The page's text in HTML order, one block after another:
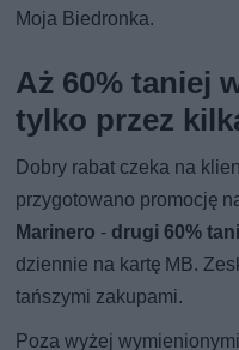
Moja Biedronka.
Aż 60% taniej
tylko przez
Dobry rabat czeka na
przygotowano promocję
Marinero - drugi 60%
dziennie na kartę MB.
tańszymi zakupami.
Poza wyżej